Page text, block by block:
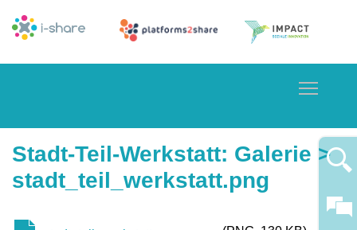
Stadt-Teil-Werkstatt: Galerie >
stadt_teil_werkstatt.png